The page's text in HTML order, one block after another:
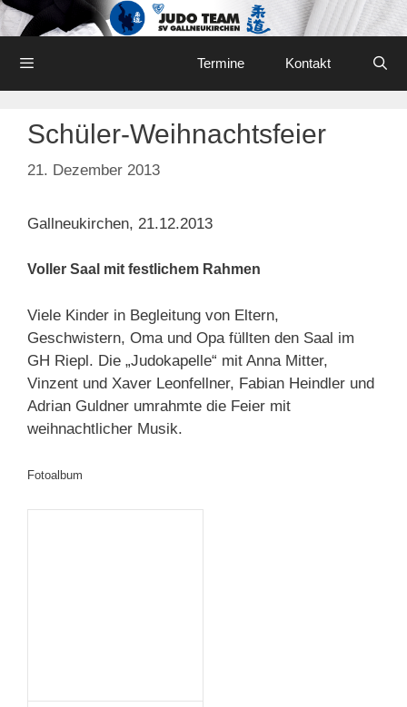
Skip
to
content
Termine Kontakt
Schüler-Weihnachtsfeier
21. Dezember 2013
Gallneukirchen, 21.12.2013
Voller Saal mit festlichem Rahmen
Viele Kinder in Begleitung von Eltern,
Geschwistern, Oma und Opa füllten den Saal im
GH Riepl. Die „Judokapelle“ mit Anna Mitter,
Vinzent und Xaver Leonfellner, Fabian Heindler und
Adrian Guldner umrahmte die Feier mit
weihnachtlicher Musik.
Fotoalbum